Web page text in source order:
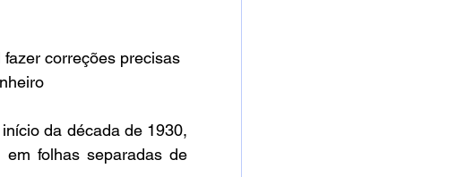
correções precisas
da década de 1930,
folhas separadas de